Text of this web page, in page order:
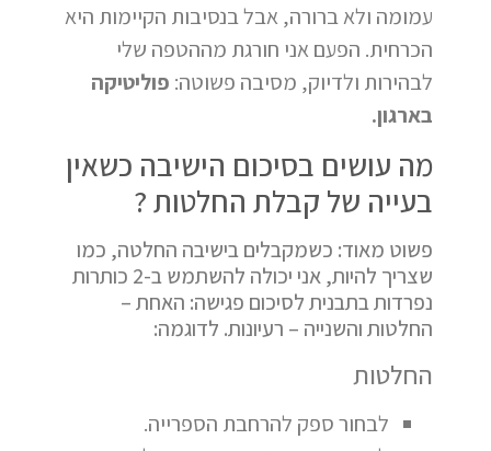
עמומה ולא ברורה, אבל בנסיבות הקיימות היא
הכרחית. הפעם אני חורגת מההטפה שלי
לבהירות ולדיוק, מסיבה פשוטה: פוליטיקה
בארגון.
מה עושים בסיכום הישיבה כשאין
בעייה של קבלת החלטות ?
פשוט מאוד: כשמקבלים בישיבה החלטה, כמו
שצריך להיות, אני יכולה להשתמש ב-2 כותרות
נפרדות בתבנית לסיכום פגישה: האחת –
החלטות והשנייה – רעיונות. לדוגמה:
החלטות
לבחור ספק להרחבת הספרייה.